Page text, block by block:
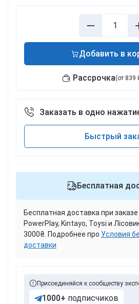
Добавить в
Рассрочка(от 839
Заказать в одно
Быстрый
Бесплатная
Бесплатная доставка при
PowerPlay, Kintayo, Toysi и
3000₴. Подробнее про Условия
доставки
Присоединяйся к сообществу
1000+ подписчиков